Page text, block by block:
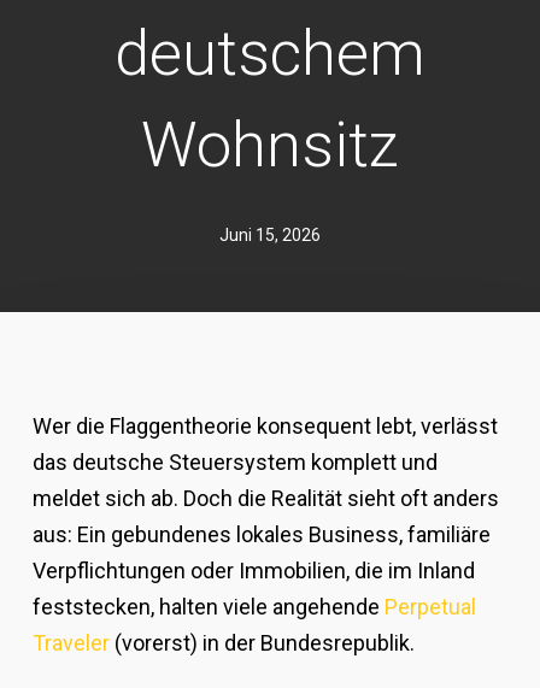
deutschem
Wohnsitz
Juni 15, 2026
Wer die Flaggentheorie konsequent lebt, verlässt
das deutsche Steuersystem komplett und
meldet sich ab. Doch die Realität sieht oft anders
aus: Ein gebundenes lokales Business, familiäre
Verpflichtungen oder Immobilien, die im Inland
feststecken, halten viele angehende Perpetual
Traveler(vorerst) in der Bundesrepublik.